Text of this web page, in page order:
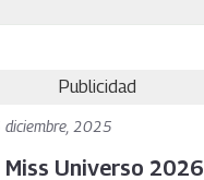
Publicidad
diciembre, 2025
Universo 2026